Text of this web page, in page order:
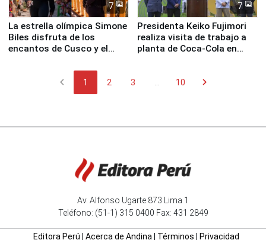
7
La estrella olímpica Simone
Biles disfruta de los
encantos de Cusco y el
7
Presidenta Keiko Fujimori
realiza visita de trabajo a
planta de Coca-Cola en
chevron_left 1 2 3 10 chevron_right
Av. Alfonso Ugarte 873 Lima 1
Teléfono: (51-1) 315 0400 Fax: 431 2849
Editora Perú Acerca de Andina| Términos Privacidad